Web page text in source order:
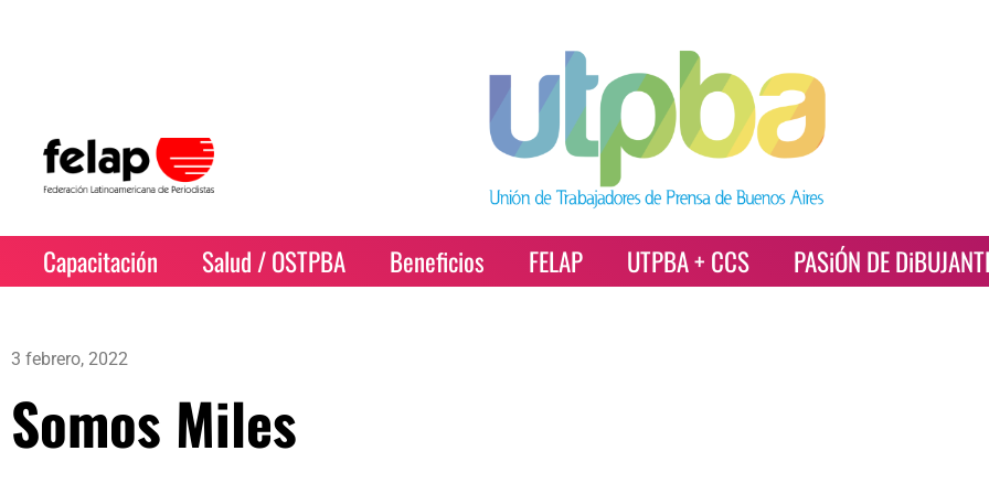
Capacitación Salud / OSTPBA Beneficios FELAP UTPBA + CCS PASiÓN DE
3 febrero, 2022
Somos Miles